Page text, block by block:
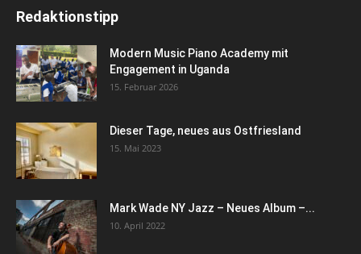
Redaktionstipp
Modern Music Piano Academy mit
Engagement in Uganda
15. Februar 2026
Dieser Tage, neues aus Ostfriesland
15. Mai 2023
Mark Wade NY Jazz – Neues Album –...
10. April 2022